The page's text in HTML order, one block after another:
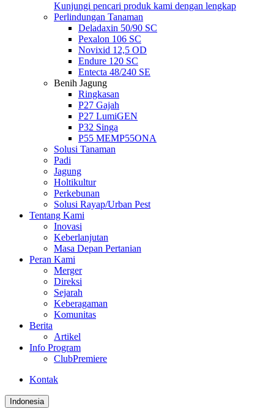
Kunjungi pencari produk kami dengan lengkap
Perlindungan Tanaman
Deladaxin 50/90 SC
Pexalon 106 SC
Novixid 12,5 OD
Endure 120 SC
Entecta 48/240 SE
Benih Jagung
Ringkasan
P27 Gajah
P27 LumiGEN
P32 Singa
P55 MEMP55ONA
Solusi Tanaman
Padi
Jagung
Holtikultur
Perkebunan
Solusi Rayap/Urban Pest
Tentang Kami
Inovasi
Keberlanjutan
Masa Depan Pertanian
Peran Kami
Merger
Direksi
Sejarah
Keberagaman
Komunitas
Berita
Artikel
Info Program
ClubPremiere
Kontak
Indonesia